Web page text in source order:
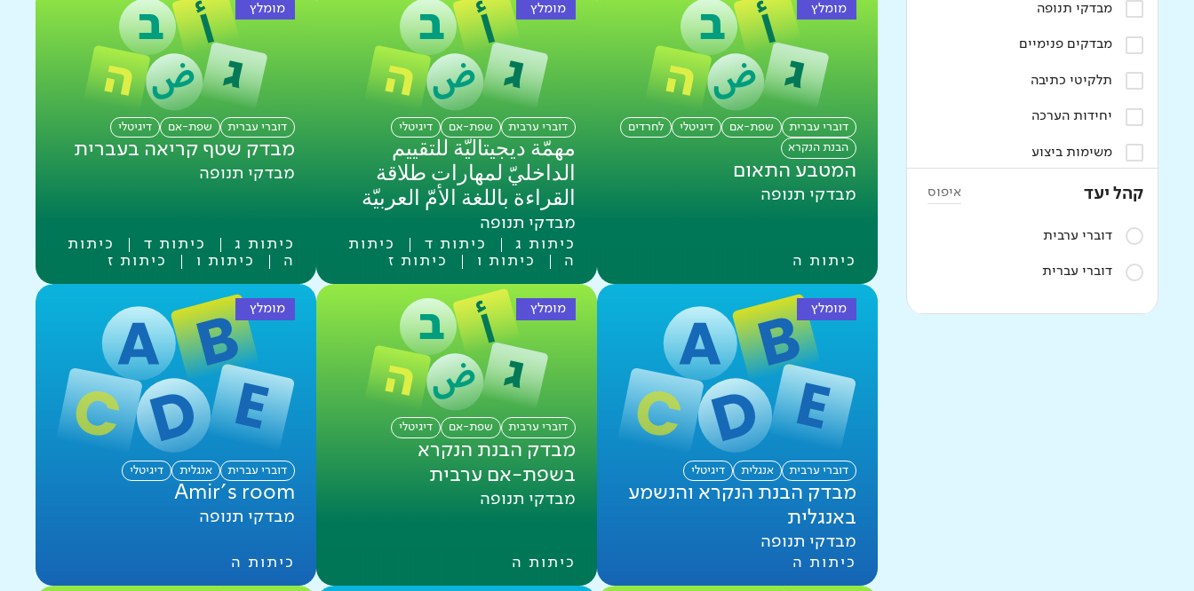
מבדקי תנופה
מבדקים פנימיים
תלקיטי כתיבה
יחידות הערכה
משימות ביצוע
קהל יעד איפוס
דוברי ערבית
דוברי עברית
דוברי עברית שפת-אם דיגיטלי
לחרדים
הבנת הנקרא
המטבע התאום
מבדקי תנופה
כיתות ה
מומלץ
דוברי ערבית שפת-אם דיגיטלי
مهمّة ديجيتاليّة للتقييم
الداخليّ لمهارات طلاقة
القراءة باللغة الأمّ العربيّة
מבדקי תנופה
כיתות ג כיתות ד
כיתות
ה
כיתות ו כיתות ז
מומלץ
דוברי עברית שפת-אם דיגיטלי
מבדק שטף קריאה בעברית
מבדקי תנופה
כיתות ג כיתות ד
כיתות
ה
כיתות ו כיתות ז
מומלץ
דוברי ערבית אנגלית דיגיטלי
מבדק הבנת הנקרא והנשמע
באנגלית
מבדקי תנופה
כיתות ה
מומלץ
דוברי ערבית שפת-אם דיגיטלי
מבדק הבנת הנקרא
בשפת-אם ערבית
מבדקי תנופה
כיתות ה
מומלץ
דוברי עברית אנגלית דיגיטלי
Amir's room
מבדקי תנופה
כיתות ה
מומלץ